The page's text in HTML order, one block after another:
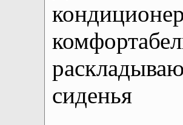
сиденья